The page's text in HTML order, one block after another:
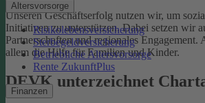
Altersvorsorge
Risikolebensversicherung
Sterbegeldversicherung
Betriebliche Altersvorsorge
Rente ZukunftPlus
Finanzen
Unseren Geschäftserfolg nutzen wir, um
Initiativen zu unterstützen. Dabei setzen wir
Partnerschaften und regionales
allem die Hilfe für Familien und Kinder.
DEVK unterzeichnet